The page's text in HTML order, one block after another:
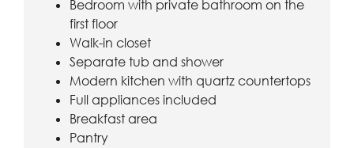
Bedroom with private bathroom on the
first floor
Walk-in closet
Separate tub and shower
Modern kitchen with quartz countertops
Full appliances included
Breakfast area
Pantry